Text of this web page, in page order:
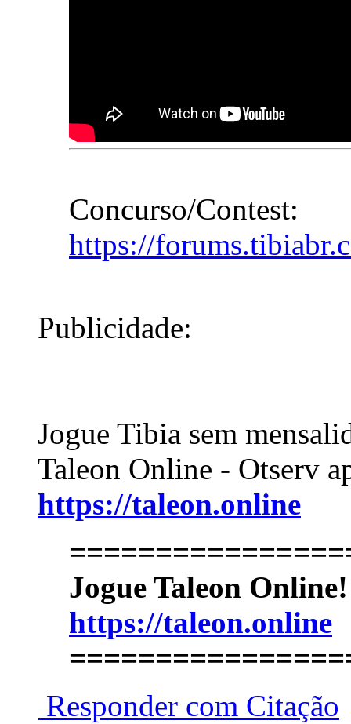
Concurso/Contest:
https://
Publicidade:
Jogue Tibia sem
Taleon Online - Otserv
https://taleon.online
Jogue Taleon
https://taleon.online
Responder com Citação